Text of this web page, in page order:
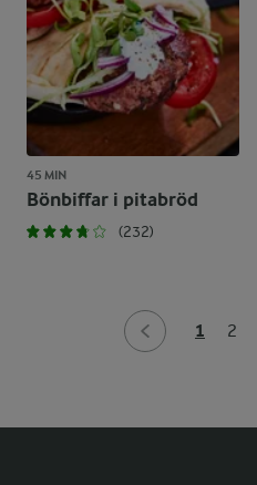
45 MIN
Bönbiffar i pitabröd
(232)
1 2